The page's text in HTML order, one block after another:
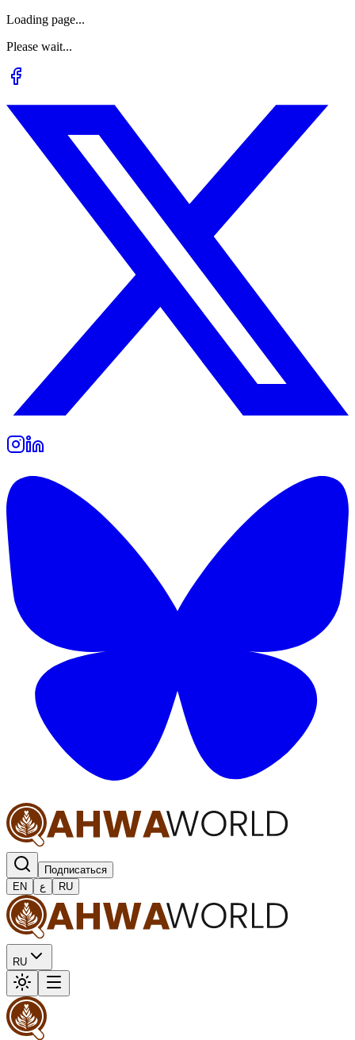
Loading page...
Please wait...
Подписаться
EN
ع RU
RU